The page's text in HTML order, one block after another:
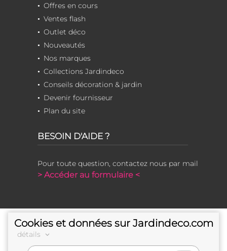
Offres en cours
Ventes flash
Outlet déco
Nouveautés
Nos marques
Collections Jardindeco
Conseils décoration & jardin
Devenir fournisseur
Plan du site
BESOIN D'AIDE ?
Pour toute question, contactez nous par mail
> Accéder au formulaire <
Cookies et données sur Jardindeco.com
détails